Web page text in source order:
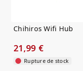
Chihiros Wifi Hub
21,99 €
Rupture de stock